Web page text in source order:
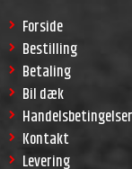
Forside
Bestilling
Betaling
Bil dæk
Handelsbetingelser
Kontakt
Levering